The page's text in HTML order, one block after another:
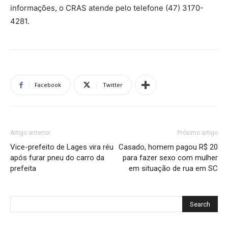
informações, o CRAS atende pelo telefone (47) 3170-
4281.
Facebook Twitter
Artigo anterior
Vice-prefeito de Lages vira réu
após furar pneu do carro da
prefeita
Próximo artigo
Casado, homem pagou R$ 20
para fazer sexo com mulher
em situação de rua em SC